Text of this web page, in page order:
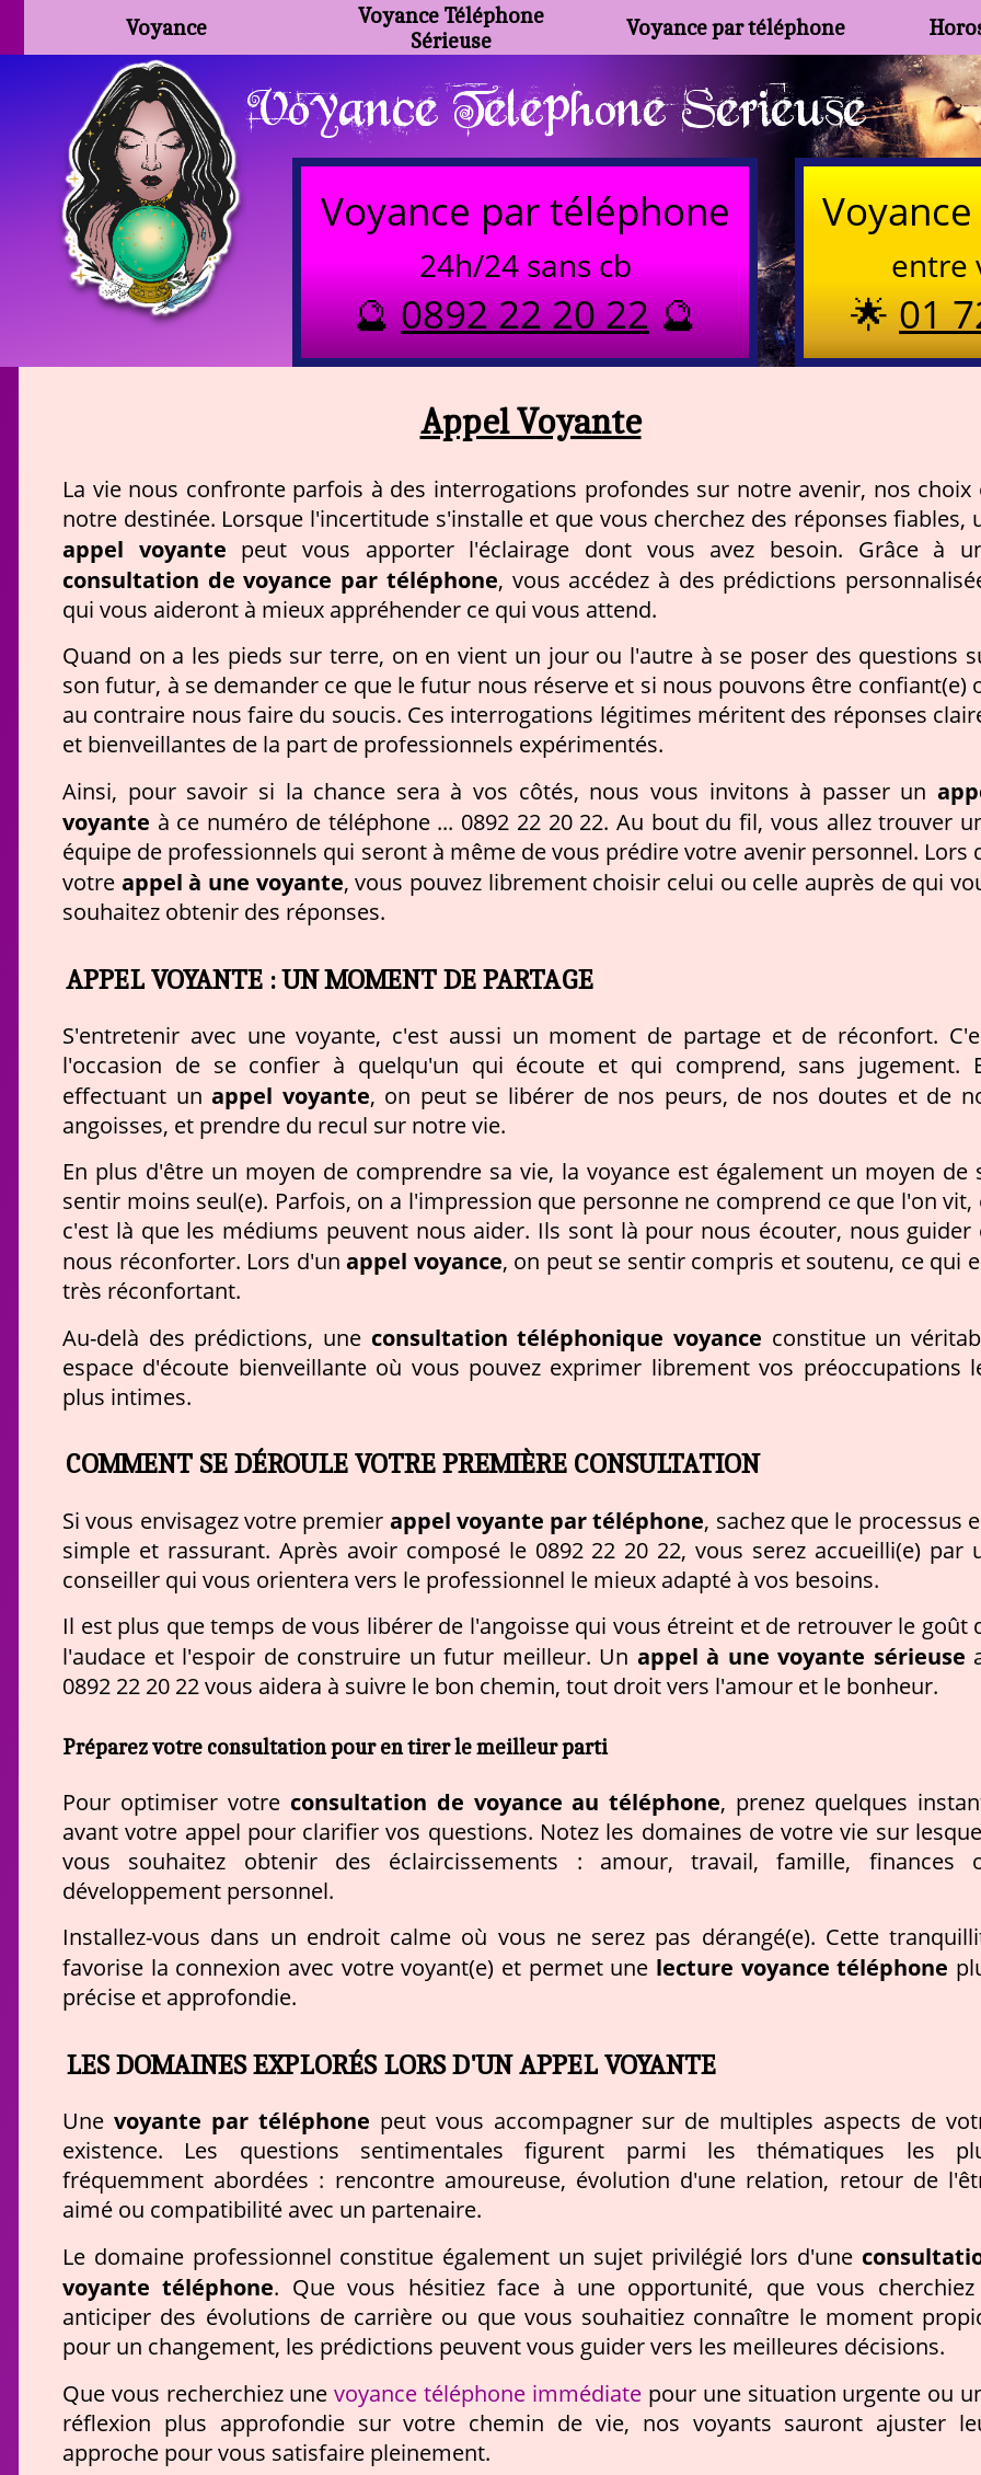
Voyance
Voyance Téléphone
Sérieuse
Voyance par téléphone
Voyance Telephone Serieuse
Voyance par téléphone
24h/24 sans cb
🔮0892 22 20 22🔮
entre
🌟01
Appel Voyante
La vie nous confronte parfois à des interrogations profondes sur notre avenir, nos choix
notre destinée. Lorsque l'incertitude s'installe et que vous cherchez des réponses fiables,
appel voyante peut vous apporter l'éclairage dont vous avez besoin. Grâce à
consultation de voyance par téléphone, vous accédez à des prédictions
qui vous aideront à mieux appréhender ce qui vous attend.
Quand on a les pieds sur terre, on en vient un jour ou l'autre à se poser des questions
son futur, à se demander ce que le futur nous réserve et si nous pouvons être confiant(e)
au contraire nous faire du soucis. Ces interrogations légitimes méritent des réponses
et bienveillantes de la part de professionnels expérimentés.
Ainsi, pour savoir si la chance sera à vos côtés, nous vous invitons à passer un
voyante à ce numéro de téléphone ... 0892 22 20 22. Au bout du fil, vous allez trouver
équipe de professionnels qui seront à même de vous prédire votre avenir personnel. Lors
votre appel à une voyante, vous pouvez librement choisir celui ou celle auprès de qui
souhaitez obtenir des réponses.
APPEL VOYANTE : UN MOMENT DE PARTAGE
S'entretenir avec une voyante, c'est aussi un moment de partage et de réconfort.
l'occasion de se confier à quelqu'un qui écoute et qui comprend, sans jugement.
effectuant unappel voyante, on peut se libérer de nos peurs, de nos doutes et de
angoisses, et prendre du recul sur notre vie.
En plus d'être un moyen de comprendre sa vie, la voyance est également un moyen de
sentir moins seul(e). Parfois, on a l'impression que personne ne comprend ce que l'on vit,
c'est là que les médiums peuvent nous aider. Ils sont là pour nous écouter, nous guider
nous réconforter. Lors d'unappel voyance, on peut se sentir compris et soutenu, ce qui
très réconfortant.
Au-delà des prédictions, une consultation téléphonique voyance constitue un
espace d'écoute bienveillante où vous pouvez exprimer librement vos préoccupations
plus intimes.
COMMENT SE DÉROULE VOTRE PREMIÈRE CONSULTATION
Si vous envisagez votre premier appel voyante par téléphone, sachez que le processus
simple et rassurant. Après avoir composé le 0892 22 20 22, vous serez accueilli(e) par
conseiller qui vous orientera vers le professionnel le mieux adapté à vos besoins.
Il est plus que temps de vous libérer de l'angoisse qui vous étreint et de retrouver le goût
l'audace et l'espoir de construire un futur meilleur. Un appel à une voyante sérieuse
0892 22 20 22 vous aidera à suivre le bon chemin, tout droit vers l'amour et le bonheur.
Préparez votre consultation pour en tirer le meilleur parti
Pour optimiser votre consultation de voyance au téléphone, prenez quelques
avant votre appel pour clarifier vos questions. Notez les domaines de votre vie sur
vous souhaitez obtenir des éclaircissements : amour, travail, famille, finances
développement personnel.
Installez-vous dans un endroit calme où vous ne serez pas dérangé(e). Cette
favorise la connexion avec votre voyant(e) et permet une lecture voyance téléphone
précise et approfondie.
LES DOMAINES EXPLORÉS LORS D'UN APPEL VOYANTE
Une voyante par téléphone peut vous accompagner sur de multiples aspects de
existence. Les questions sentimentales figurent parmi les thématiques les
fréquemment abordées : rencontre amoureuse, évolution d'une relation, retour de
aimé ou compatibilité avec un partenaire.
Le domaine professionnel constitue également un sujet privilégié lors d'une
voyante téléphone. Que vous hésitiez face à une opportunité, que vous
anticiper des évolutions de carrière ou que vous souhaitiez connaître le moment
pour un changement, les prédictions peuvent vous guider vers les meilleures décisions.
Que vous recherchiez unevoyance téléphone immédiate pour une situation urgente ou
réflexion plus approfondie sur votre chemin de vie, nos voyants sauront ajuster
approche pour vous satisfaire pleinement.